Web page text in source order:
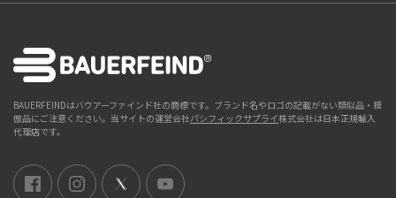
BAUERFEINDはバウアーファインド社の商標です。ブランド名やロゴの記載がない類似品・模
倣品にご注意ください。当サイトの運営会社パシフィックサプライ株式会社は日本正規輸入
代理店です。